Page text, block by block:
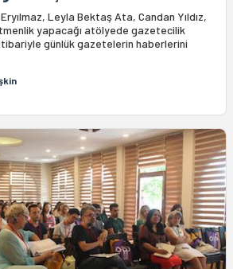
Leyla Bektaş Ata, Candan Yıldız,
yapacağı atölyede gazetecilik
günlük gazetelerin haberlerini